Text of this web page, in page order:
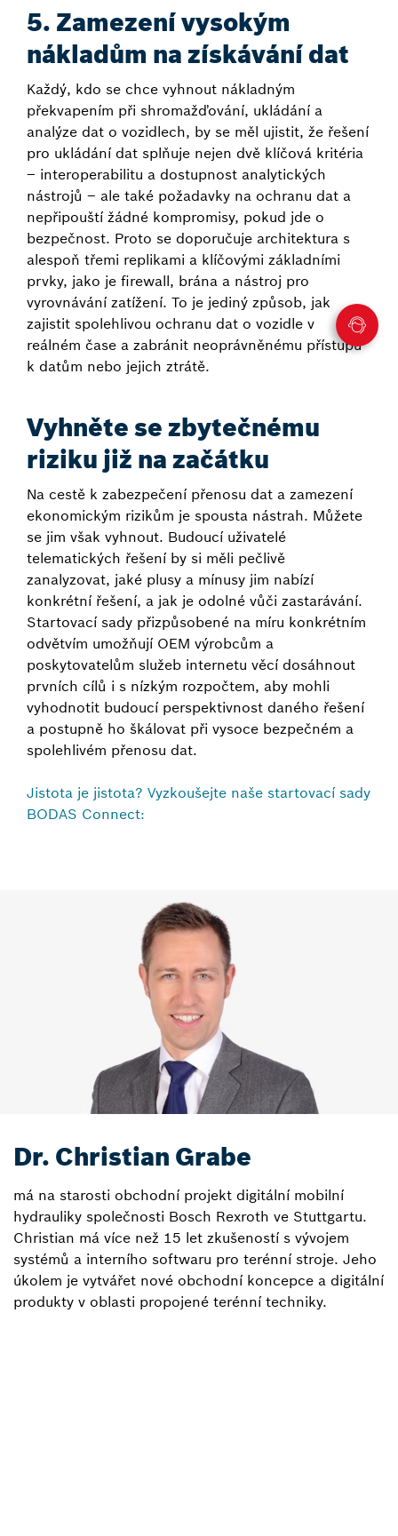
5. Zamezení vysokým
nákladům na získávání dat
Každý, kdo se chce vyhnout nákladným
překvapením při shromažďování, ukládání a
analýze dat o vozidlech, by se měl ujistit, že řešení
pro ukládání dat splňuje nejen dvě klíčová kritéria
– interoperabilitu a dostupnost analytických
nástrojů – ale také požadavky na ochranu dat a
nepřipouští žádné kompromisy, pokud jde o
bezpečnost. Proto se doporučuje architektura s
alespoň třemi replikami a klíčovými základními
prvky, jako je firewall, brána a nástroj pro
vyrovnávání zatížení. To je jediný způsob, jak
zajistit spolehlivou ochranu dat o vozidle v
reálném čase a zabránit neoprávněnému přístupu
k datům nebo jejich ztrátě.
Vyhněte se zbytečnému
riziku již na začátku
Na cestě k zabezpečení přenosu dat a zamezení
ekonomickým rizikům je spousta nástrah. Můžete
se jim však vyhnout. Budoucí uživatelé
telematických řešení by si měli pečlivě
zanalyzovat, jaké plusy a mínusy jim nabízí
konkrétní řešení, a jak je odolné vůči zastarávání.
Startovací sady přizpůsobené na míru konkrétním
odvětvím umožňují OEM výrobcům a
poskytovatelům služeb internetu věcí dosáhnout
prvních cílů i s nízkým rozpočtem, aby mohli
vyhodnotit budoucí perspektivnost daného řešení
a postupně ho škálovat při vysoce bezpečném a
spolehlivém přenosu dat.
Jistota je jistota? Vyzkoušejte naše startovací sady
BODAS Connect:
Dr. Christian Grabe
má na starosti obchodní projekt digitální mobilní
hydrauliky společnosti Bosch Rexroth ve Stuttgartu.
Christian má více než 15 let zkušeností s vývojem
systémů a interního softwaru pro terénní stroje. Jeho
úkolem je vytvářet nové obchodní koncepce a digitální
produkty v oblasti propojené terénní techniky.